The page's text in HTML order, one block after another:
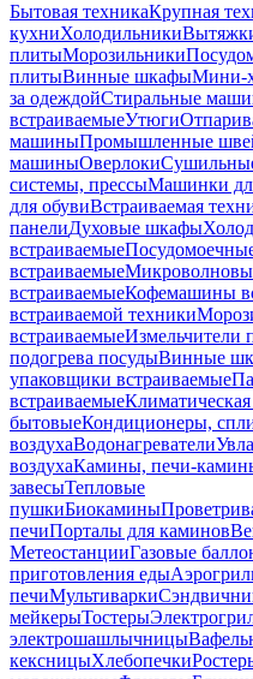
Бытовая техникаКрупная
кухниХолодильники
плитыМорозильники
плитыВинные шкафыМини-
за одеждойСтиральные
встраиваемыеУтюги
машиныПромышленные
машиныОверлоки
системы, прессыМашинки
для обувиВстраиваемая
панелиДуховые шкафы
встраиваемые
встраиваемые
встраиваемыеКофемашины
встраиваемой техники
встраиваемыеИзмельчители
подогрева посудыВинные
упаковщики встраиваемые
встраиваемые
бытовыеКондиционеры,
воздухаВодонагреватели
воздухаКамины, печи-
завесыТепловые
пушкиБиокамины
печиПорталы для каминов
МетеостанцииГазовые
приготовления еды
печиМультиварки
мейкерыТостеры
электрошашлычницы
кексницыХлебопечки